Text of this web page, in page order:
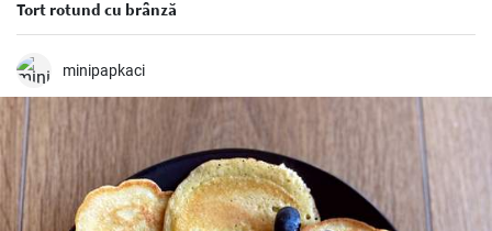
Tort rotund cu brânză
minipapkaci